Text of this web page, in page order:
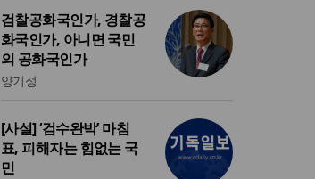
검찰공화국인가, 경찰공
화국인가, 아니면 국민
의 공화국인가
양기성
[사설] ‘검수완박’ 마침
표, 피해자는 힘없는 국
민